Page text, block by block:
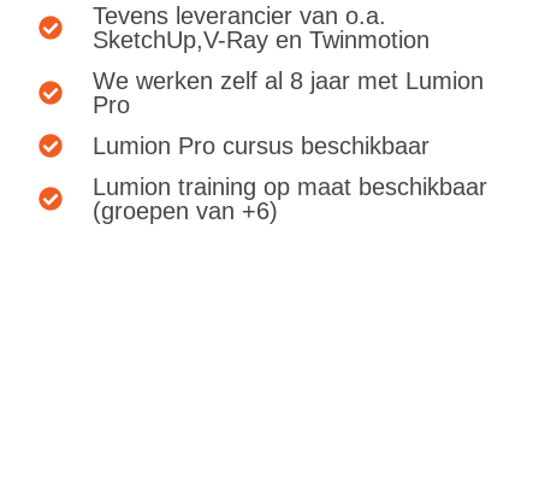
Tevens leverancier van o.a.
SketchUp,V-Ray en Twinmotion
We werken zelf al 8 jaar met Lumion
Pro
Lumion Pro cursus beschikbaar
Lumion training op maat beschikbaar
(groepen van +6)